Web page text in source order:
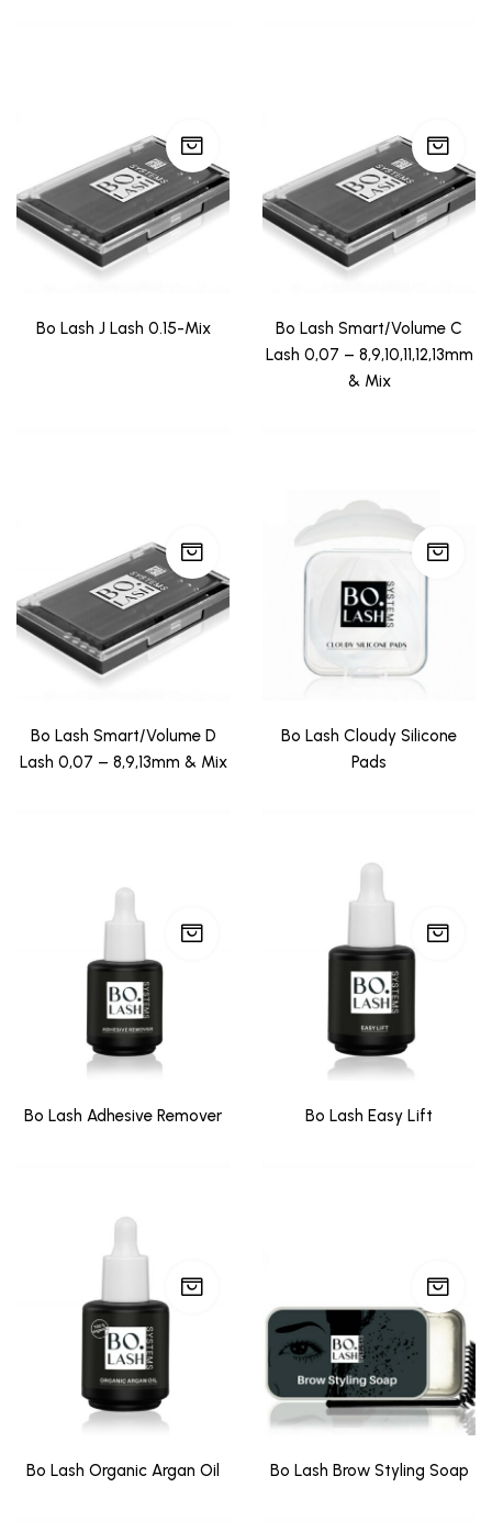
Bo Lash J Lash 0.15-Mix
Bo Lash Smart/Volume C
Lash 0,07 – 8,9,10,11,12,13mm
& Mix
Bo Lash Smart/Volume D
Lash 0,07 – 8,9,13mm & Mix
Bo Lash Cloudy Silicone
Pads
Bo Lash Adhesive Remover Bo Lash Easy Lift
Bo Lash Organic Argan Oil Bo Lash Brow Styling Soap